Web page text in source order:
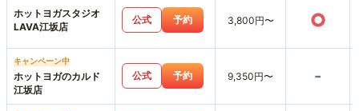
ツニニナナ-
ホットヨガスタジオ
LAVA江坂店
公式 予約 3,800円〜 ○
キャンペーン中
ホットヨガのカルド
江坂店
公式 予約 9,350円〜 -